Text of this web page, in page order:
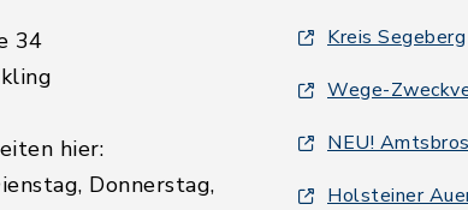
34
hier:
Donnerstag,
Kreis Segeberg
Wege-
NEU!
Holsteiner